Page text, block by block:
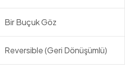
Bir Buçuk Göz
Reversible (Geri Dönüşümlü)